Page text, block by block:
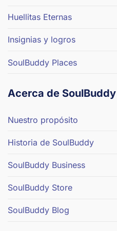
Huellitas Eternas
Insignias y logros
SoulBuddy Places
Acerca de SoulBuddy
Nuestro propósito
Historia de SoulBuddy
SoulBuddy Business
SoulBuddy Store
SoulBuddy Blog